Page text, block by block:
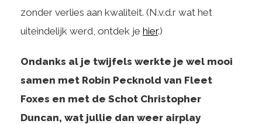
zonder verlies aan kwaliteit. (N.v.d.r wat het
uiteindelijk werd, ontdek je hier.)
Ondanks al je twijfels werkte je wel mooi
samen met Robin Pecknold van Fleet
Foxes en met de Schot Christopher
Duncan, wat jullie dan weer airplay